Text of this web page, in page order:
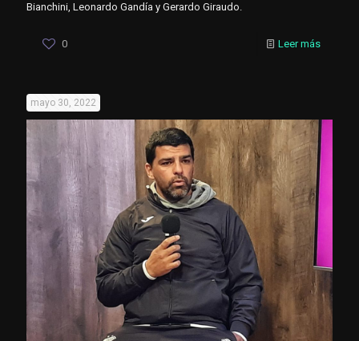
Bianchini, Leonardo Gandía y Gerardo Giraudo.
0 Leer más
mayo 30, 2022